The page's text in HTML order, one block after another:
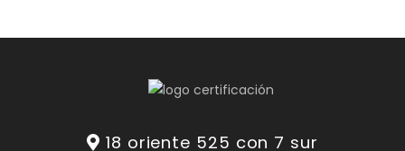
18 oriente 525 con 7 sur